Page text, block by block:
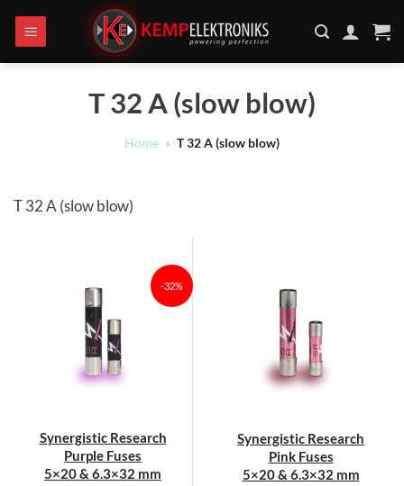
naar
inhoud
T 32 A (slow blow)
Home » T 32 A (slow blow)
T 32 A (slow blow)
-32%
Synergistic Research
Purple Fuses
5×20 & 6.3×32 mm
Synergistic Research
Pink Fuses
5×20 & 6.3×32 mm